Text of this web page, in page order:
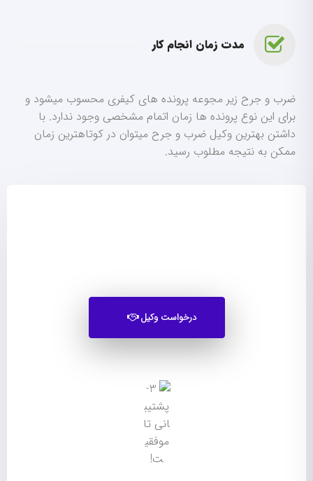
مدت زمان انجام کار
ضرب و جرح زیر مجوعه پرونده های کیفری محسوب میشود و
برای این نوع پرونده ها زمان اتمام مشخصی وجود ندارد. با
داشتن بهترین وکیل ضرب و جرح میتوان در کوتاهترین زمان
ممکن به نتیجه مطلوب رسید.
درخواست وکیل